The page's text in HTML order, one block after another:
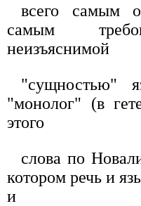
всего самым
самым
неизъяснимой
"сущностью"
"монолог" (в
этого
слова по
котором речь и
и